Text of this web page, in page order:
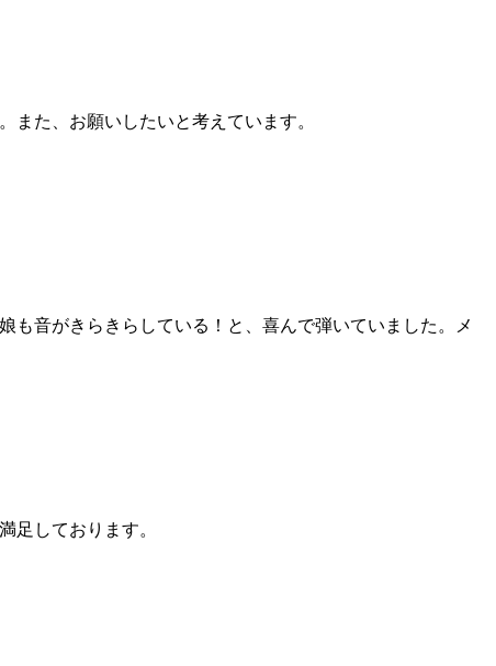
た、お願いしたいと考えています。
も音がきらきらしている！と、喜んで弾いていました。メ
足しております。